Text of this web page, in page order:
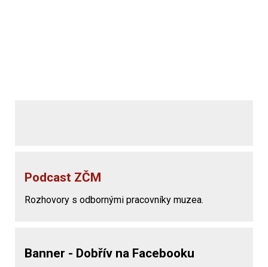
Podcast ZČM
Rozhovory s odbornými pracovníky muzea.
Banner - Dobřív na Facebooku